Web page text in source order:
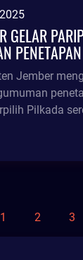
GELAR
Jember
Pilkada
masa
1 2 3